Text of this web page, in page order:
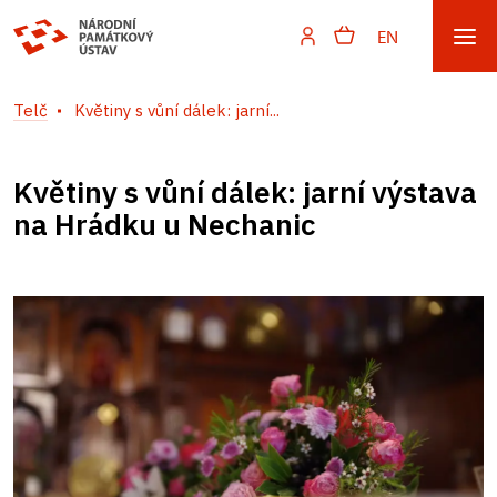
EN
Telč Květiny s vůní dálek: jarní...
Květiny s vůní dálek: jarní výstava
na Hrádku u Nechanic